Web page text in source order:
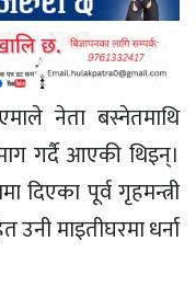
नेता बस्नेतमाथि
गर्दै आएकी थिइन्।
दिएका पूर्व गृहमन्त्री
उनी माइतीघरमा धर्ना